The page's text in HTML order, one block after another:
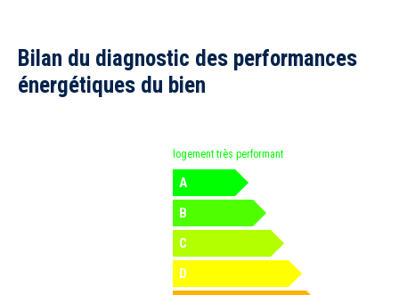
Bilan du diagnostic des performances
énergétiques du bien
logement très performant
A
B
C
D